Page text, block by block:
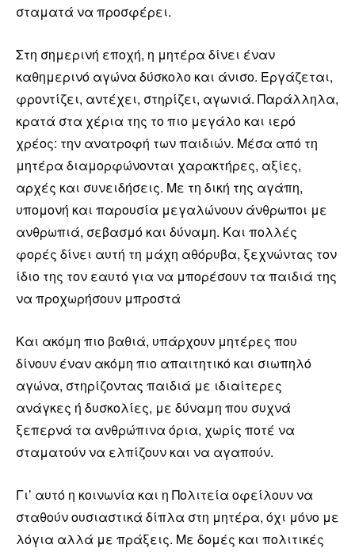
σταματά να προσφέρει.
Στη σημερινή εποχή, η μητέρα δίνει έναν
καθημερινό αγώνα δύσκολο και άνισο. Εργάζεται,
φροντίζει, αντέχει, στηρίζει, αγωνιά. Παράλληλα,
κρατά στα χέρια της το πιο μεγάλο και ιερό
χρέος: την ανατροφή των παιδιών. Μέσα από τη
μητέρα διαμορφώνονται χαρακτήρες, αξίες,
αρχές και συνειδήσεις. Με τη δική της αγάπη,
υπομονή και παρουσία μεγαλώνουν άνθρωποι με
ανθρωπιά, σεβασμό και δύναμη. Και πολλές
φορές δίνει αυτή τη μάχη αθόρυβα, ξεχνώντας τον
ίδιο της τον εαυτό για να μπορέσουν τα παιδιά της
να προχωρήσουν μπροστά
Και ακόμη πιο βαθιά, υπάρχουν μητέρες που
δίνουν έναν ακόμη πιο απαιτητικό και σιωπηλό
αγώνα, στηρίζοντας παιδιά με ιδιαίτερες
ανάγκες ή δυσκολίες, με δύναμη που συχνά
ξεπερνά τα ανθρώπινα όρια, χωρίς ποτέ να
σταματούν να ελπίζουν και να αγαπούν.
Γι’ αυτό η κοινωνία και η Πολιτεία οφείλουν να
σταθούν ουσιαστικά δίπλα στη μητέρα, όχι μόνο με
λόγια αλλά με πράξεις. Με δομές και πολιτικές